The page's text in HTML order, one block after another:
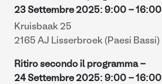
23 Settembre 2025: 9:00 - 16:00
Kruisbaak 25
2165 AJ Lisserbroek (Paesi Bassi)
Ritiro secondo il programma -
24 Settembre 2025: 9:00 - 16:00